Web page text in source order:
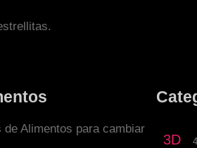
Alimentos para cambiar
3D